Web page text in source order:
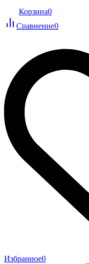
Корзина0
Сравнение0
Избранное0